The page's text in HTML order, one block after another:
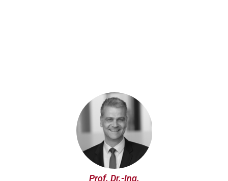
Prof. Dr.-Ing.